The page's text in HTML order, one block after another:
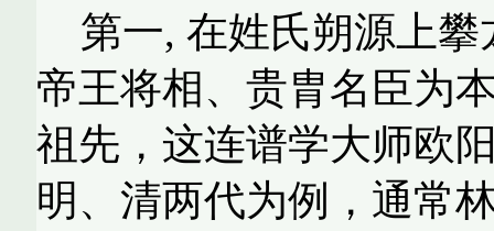
第一, 在姓氏朔源上
帝王将相、贵胄名臣为
祖先，这连谱学大师欧
明、清两代为例，通常